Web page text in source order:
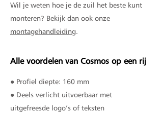
Wil je weten hoe je de zuil het beste kunt
monteren? Bekijk dan ook onze
montagehandleiding.
Alle voordelen van Cosmos op een rij
● Profiel diepte: 160 mm
● Deels verlicht uitvoerbaar met
uitgefreesde logo’s of teksten